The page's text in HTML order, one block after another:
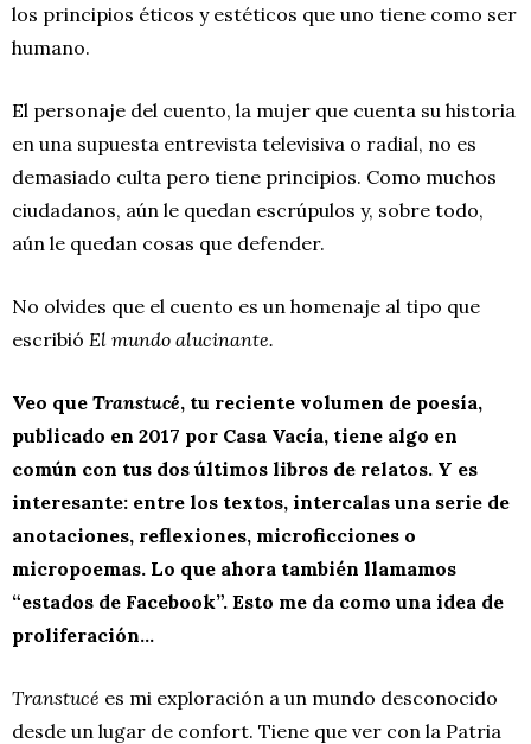
los principios éticos y estéticos que uno tiene como ser
humano.
El personaje del cuento, la mujer que cuenta su historia
en una supuesta entrevista televisiva o radial, no es
demasiado culta pero tiene principios. Como muchos
ciudadanos, aún le quedan escrúpulos y, sobre todo,
aún le quedan cosas que defender.
No olvides que el cuento es un homenaje al tipo que
escribió El mundo alucinante.
Veo que Transtucé, tu reciente volumen de poesía,
publicado en 2017 por Casa Vacía, tiene algo en
común con tus dos últimos libros de relatos. Y es
interesante: entre los textos, intercalas una serie de
anotaciones, reflexiones, microficciones o
micropoemas. Lo que ahora también llamamos
“estados de Facebook”. Esto me da como una idea de
proliferación…
Transtucé es mi exploración a un mundo desconocido
desde un lugar de confort. Tiene que ver con la Patria